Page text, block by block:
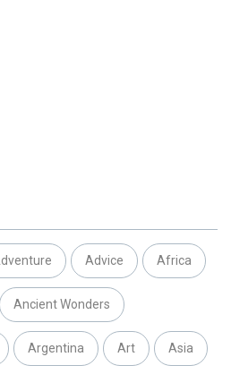
Advice Africa
Ancient Wonders
Argentina Art Asia